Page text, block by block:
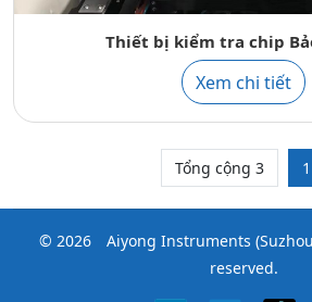
Thiết bị kiểm tra chip
Xem chi tiết
Tổng cộng 3 1
© 2026 Aiyong Instruments
reserved.